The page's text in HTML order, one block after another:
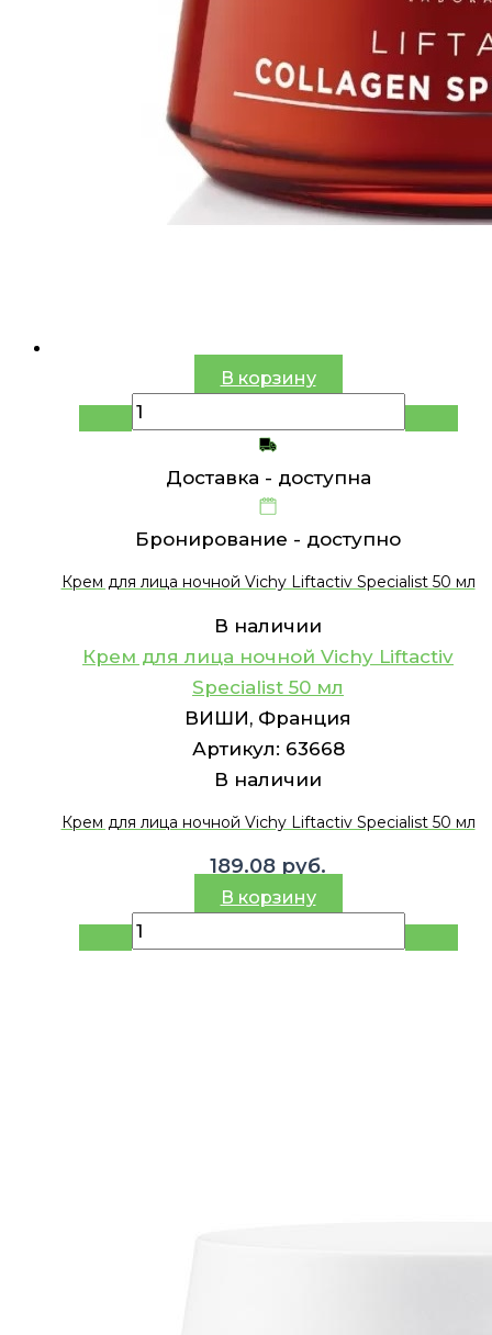
В корзину
Доставка - доступна
Бронирование - доступно
Крем для лица ночной Vichy Liftactiv Specialist 50 мл
В наличии
Крем для лица ночной Vichy Liftactiv
Specialist 50 мл
ВИШИ, Франция
Артикул: 63668
В наличии
Крем для лица ночной Vichy Liftactiv Specialist 50 мл
189.08 руб.
В корзину